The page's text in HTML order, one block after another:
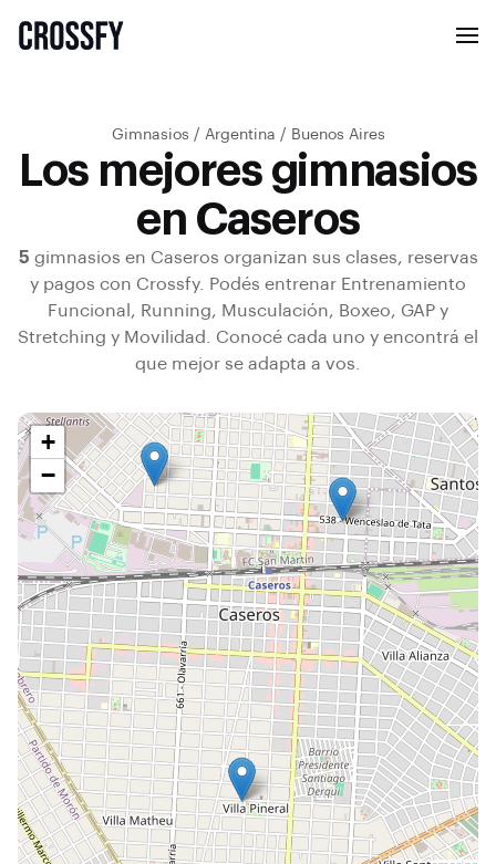
Gimnasios / Argentina / Buenos Aires
Los mejores gimnasios
en Caseros
5 gimnasios en Caseros organizan sus clases, reservas
y pagos con Crossfy.
Podés entrenar Entrenamiento
Funcional, Running, Musculación, Boxeo, GAP y
Stretching y Movilidad
Conocé cada uno y encontrá el
que mejor se adapta a vos.
+
−